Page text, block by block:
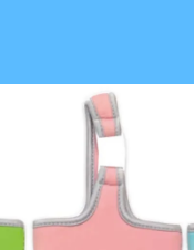
物車目前還是
繼續購物